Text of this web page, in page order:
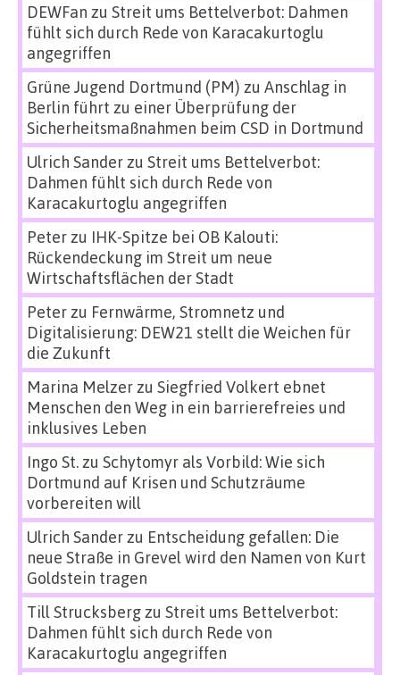
DEWFan zu Streit ums Bettelverbot: Dahmen
fühlt sich durch Rede von Karacakurtoglu
angegriffen
Grüne Jugend Dortmund (PM) zu Anschlag in
Berlin führt zu einer Überprüfung der
Sicherheitsmaßnahmen beim CSD in Dortmund
Ulrich Sanderzu Streit ums Bettelverbot:
Dahmen fühlt sich durch Rede von
Karacakurtoglu angegriffen
Peterzu IHK-Spitze bei OB Kalouti:
Rückendeckung im Streit um neue
Wirtschaftsflächen der Stadt
Peterzu Fernwärme, Stromnetz und
Digitalisierung: DEW21 stellt die Weichen für
die Zukunft
Marina Melzerzu Siegfried Volkert ebnet
Menschen den Weg in ein barrierefreies und
inklusives Leben
Ingo St.zu Schytomyr als Vorbild: Wie sich
Dortmund auf Krisen und Schutzräume
vorbereiten will
Ulrich Sanderzu Entscheidung gefallen: Die
neue Straße in Grevel wird den Namen von Kurt
Goldstein tragen
Till Strucksbergzu Streit ums Bettelverbot:
Dahmen fühlt sich durch Rede von
Karacakurtoglu angegriffen